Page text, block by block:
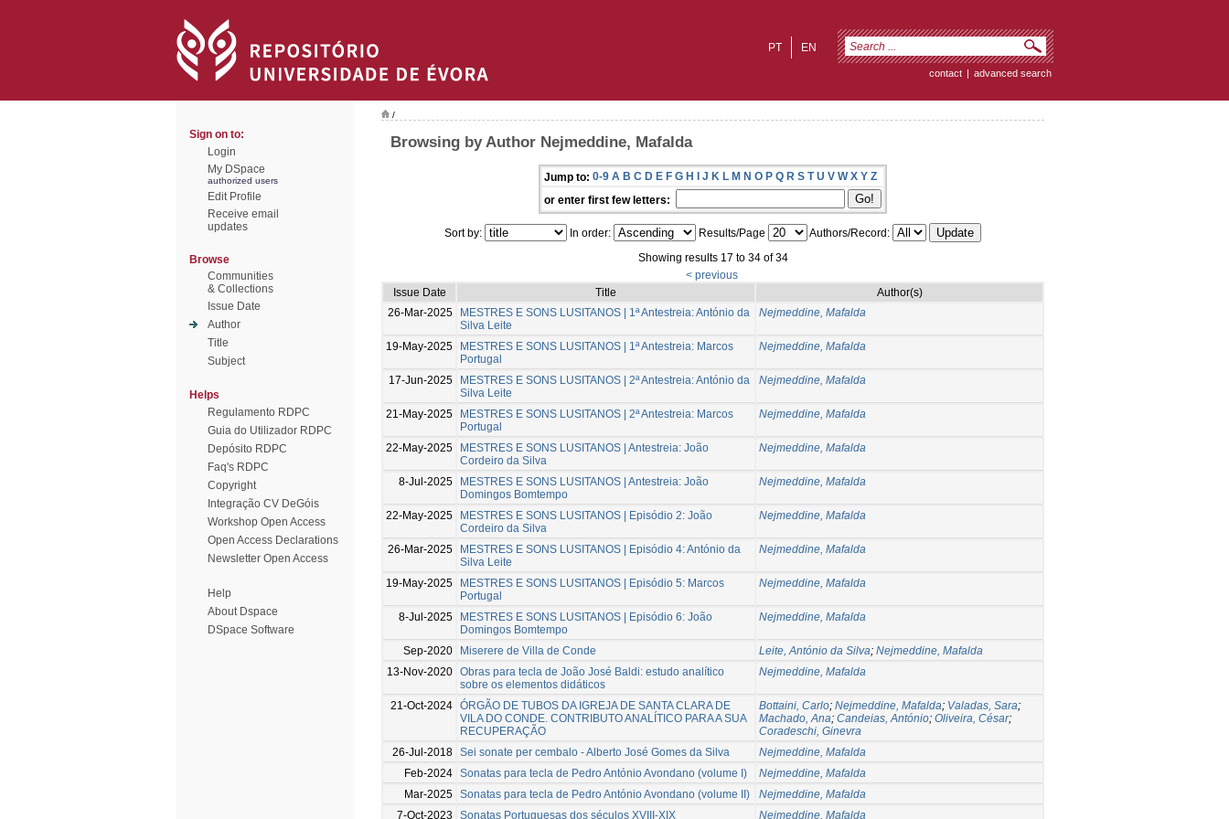
EN
PT
contact | advanced search
Sign on to:
Login
My DSpace
authorized users
Edit Profile
Receive email
updates
Browse
Communities
& Collections
Issue Date
Author
Title
Subject
Helps
Regulamento RDPC
Guia do Utilizador RDPC
Depósito RDPC
Faq's RDPC
Copyright
Integração CV DeGóis
Workshop Open Access
Open Access Declarations
Newsletter Open Access
Help
About Dspace
DSpace Software
/
Browsing by Author Nejmeddine, Mafalda
Jump to: 0-9 A B C D E F G H I J K L M N O P Q R S T U V W X Y Z
or enter first few letters:
Sort by: In order: Results/Page
Authors/Record:
Showing results 17 to 34 of 34
< previous
Issue Date
Title
Author(s)
26-Mar-2025
MESTRES E SONS LUSITANOS | 1ª Antestreia: António da
Silva Leite
Nejmeddine, Mafalda
19-May-2025
MESTRES E SONS LUSITANOS | 1ª Antestreia: Marcos
Portugal
Nejmeddine, Mafalda
17-Jun-2025
MESTRES E SONS LUSITANOS | 2ª Antestreia: António da
Silva Leite
Nejmeddine, Mafalda
21-May-2025
MESTRES E SONS LUSITANOS | 2ª Antestreia: Marcos
Portugal
Nejmeddine, Mafalda
22-May-2025
MESTRES E SONS LUSITANOS | Antestreia: João
Cordeiro da Silva
Nejmeddine, Mafalda
8-Jul-2025
MESTRES E SONS LUSITANOS | Antestreia: João
Domingos Bomtempo
Nejmeddine, Mafalda
22-May-2025
MESTRES E SONS LUSITANOS | Episódio 2: João
Cordeiro da Silva
Nejmeddine, Mafalda
26-Mar-2025
MESTRES E SONS LUSITANOS | Episódio 4: António da
Silva Leite
Nejmeddine, Mafalda
19-May-2025
MESTRES E SONS LUSITANOS | Episódio 5: Marcos
Portugal
Nejmeddine, Mafalda
8-Jul-2025
MESTRES E SONS LUSITANOS | Episódio 6: João
Domingos Bomtempo
Nejmeddine, Mafalda
Sep-2020 Miserere de Villa de Conde Leite, António da Silva; Nejmeddine, Mafalda
13-Nov-2020 Obras para tecla de João José Baldi: estudo analítico
sobre os elementos didáticos
Nejmeddine, Mafalda
21-Oct-2024 ÓRGÃO DE TUBOS DA IGREJA DE SANTA CLARA DE
VILA DO CONDE. CONTRIBUTO ANALÍTICO PARA A SUA
RECUPERAÇÃO
Bottaini, Carlo; Nejmeddine, Mafalda; Valadas, Sara;
Machado, Ana; Candeias, António; Oliveira, César;
Coradeschi, Ginevra
26-Jul-2018 Sei sonate per cembalo - Alberto José Gomes da Silva
Nejmeddine, Mafalda
Feb-2024 Sonatas para tecla de Pedro António Avondano (volume I)
Nejmeddine, Mafalda
Mar-2025 Sonatas para tecla de Pedro António Avondano (volume II)
Nejmeddine, Mafalda
7-Oct-2023
Sonatas Portuguesas dos séculos XVIII-XIX Nejmeddine, Mafalda